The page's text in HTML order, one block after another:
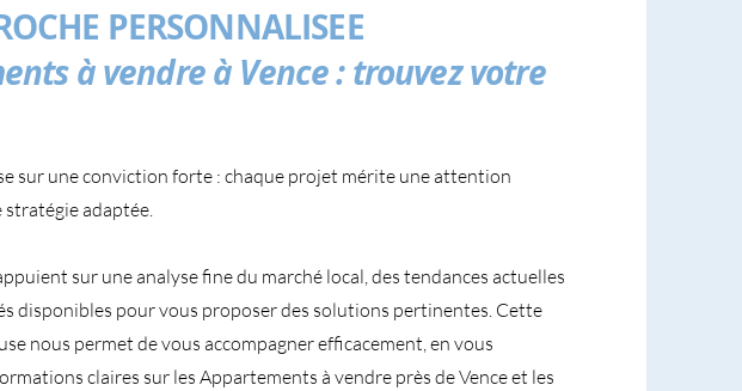
PERSONNALISEE
à vendre à Vence : trouvez votre
sur une conviction forte : chaque projet mérite une attention
adaptée.
sur une analyse fine du marché local, des tendances actuelles
disponibles pour vous proposer des solutions pertinentes. Cette
nous permet de vous accompagner efficacement, en vous
claires sur les Appartements à vendre près de Vence et les